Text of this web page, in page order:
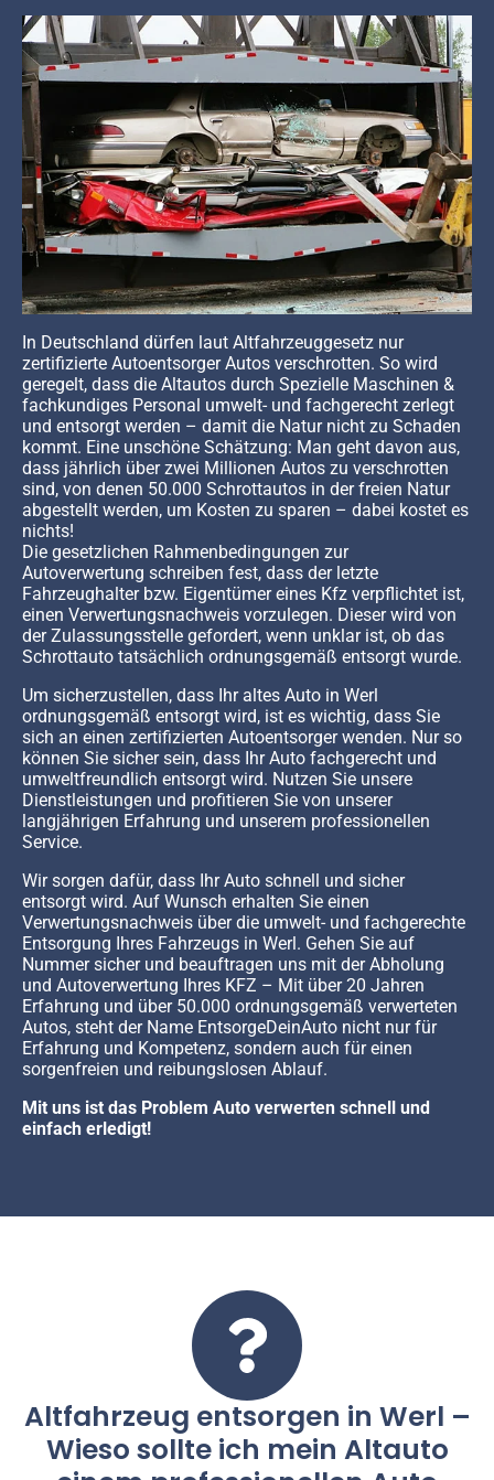
In Deutschland dürfen laut Altfahrzeuggesetz nur
zertifizierte Autoentsorger Autos verschrotten. So wird
geregelt, dass die Altautos durch Spezielle Maschinen &
fachkundiges Personal umwelt- und fachgerecht zerlegt
und entsorgt werden – damit die Natur nicht zu Schaden
kommt. Eine unschöne Schätzung: Man geht davon aus,
dass jährlich über zwei Millionen Autos zu verschrotten
sind, von denen 50.000 Schrottautos in der freien Natur
abgestellt werden, um Kosten zu sparen – dabei kostet es
nichts!
Die gesetzlichen Rahmenbedingungen zur
Autoverwertung schreiben fest, dass der letzte
Fahrzeughalter bzw. Eigentümer eines Kfz verpflichtet ist,
einen Verwertungsnachweis vorzulegen. Dieser wird von
der Zulassungsstelle gefordert, wenn unklar ist, ob das
Schrottauto tatsächlich ordnungsgemäß entsorgt wurde.
Um sicherzustellen, dass Ihr altes Auto in Werl
ordnungsgemäß entsorgt wird, ist es wichtig, dass Sie
sich an einen zertifizierten Autoentsorger wenden. Nur so
können Sie sicher sein, dass Ihr Auto fachgerecht und
umweltfreundlich entsorgt wird. Nutzen Sie unsere
Dienstleistungen und profitieren Sie von unserer
langjährigen Erfahrung und unserem professionellen
Service.
Wir sorgen dafür, dass Ihr Auto schnell und sicher
entsorgt wird. Auf Wunsch erhalten Sie einen
Verwertungsnachweis über die umwelt- und fachgerechte
Entsorgung Ihres Fahrzeugs in Werl. Gehen Sie auf
Nummer sicher und beauftragen uns mit der Abholung
und Autoverwertung Ihres KFZ – Mit über 20 Jahren
Erfahrung und über 50.000 ordnungsgemäß verwerteten
Autos, steht der Name EntsorgeDeinAuto nicht nur für
Erfahrung und Kompetenz, sondern auch für einen
sorgenfreien und reibungslosen Ablauf.
Mit uns ist das Problem Auto verwerten schnell und
einfach erledigt!
Altfahrzeug entsorgen in Werl –
Wieso sollte ich mein Altauto